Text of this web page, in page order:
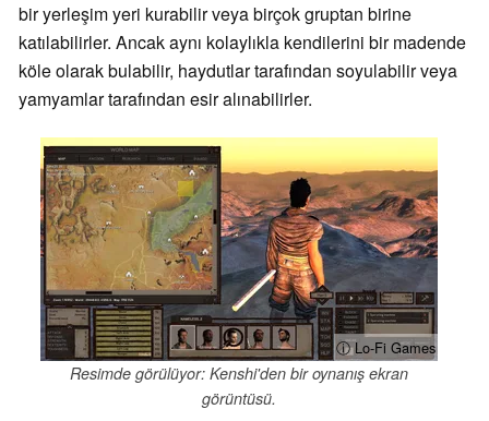
bir yerleşim yeri kurabilir veya birçok gruptan birine
katılabilirler. Ancak aynı kolaylıkla kendilerini bir madende
köle olarak bulabilir, haydutlar tarafından soyulabilir veya
yamyamlar tarafından esir alınabilirler.
ⓘ Lo-Fi Games
Resimde görülüyor: Kenshi'den bir oynanış ekran
görüntüsü.